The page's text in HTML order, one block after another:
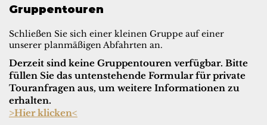
Gruppentouren
Schließen Sie sich einer kleinen Gruppe auf einer
unserer planmäßigen Abfahrten an.
Derzeit sind keine Gruppentouren verfügbar. Bitte
füllen Sie das untenstehende Formular für private
Touranfragen aus, um weitere Informationen zu
erhalten.
>Hier klicken<